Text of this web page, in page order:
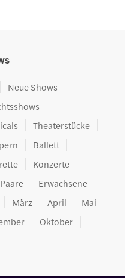
Neue Shows
Theaterstücke
Ballett
Konzerte
Paare
Erwachsene
März April
Mai
Oktober